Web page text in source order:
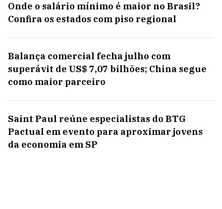
Onde o salário mínimo é maior no Brasil?
Confira os estados com piso regional
Balança comercial fecha julho com
superávit de US$ 7,07 bilhões; China segue
como maior parceiro
Saint Paul reúne especialistas do BTG
Pactual em evento para aproximar jovens
da economia em SP